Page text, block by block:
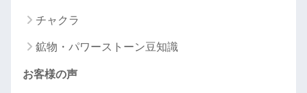
チャクラ
鉱物・パワーストーン豆知識
お客様の声